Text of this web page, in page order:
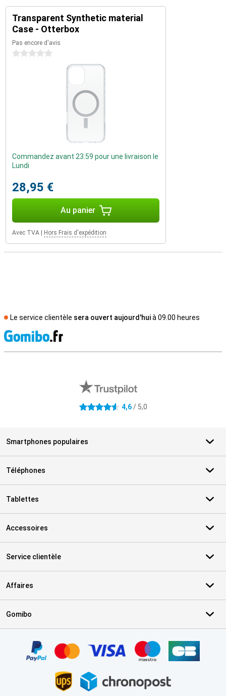
Transparent Synthetic material
Case - Otterbox
Pas encore d'avis
0 étoiles
Commandez avant 23:59 pour une livraison le
Lundi
28,95 €
Au panier
Avec TVA Hors Frais d'expédition
Le service clientèle sera ouvert aujourd'huià 09.00 heures
4.6 étoiles 4,6/ 5,0
Smartphones populaires
Téléphones
Tablettes
Accessoires
Service clientèle
Affaires
Gomibo